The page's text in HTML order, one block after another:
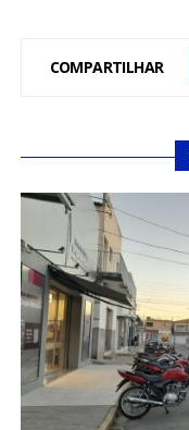
COMPARTILHAR